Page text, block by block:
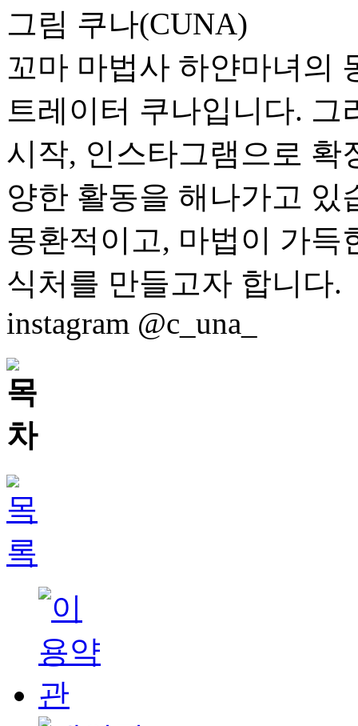
그림 쿠나(CUNA)
꼬마 마법사 하얀마녀의
트레이터 쿠나입니다. 그
시작, 인스타그램으로 확
양한 활동을 해나가고 있
몽환적이고, 마법이 가득
식처를 만들고자 합니다.
instagram @c_una_